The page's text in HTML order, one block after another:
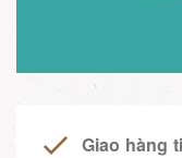
Giao hàng